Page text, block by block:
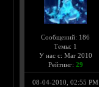
Сообщений: 186
Темы: 1
У нас с: Mar 2010
Рейтинг: 29
08-04-2010, 02:55 PM